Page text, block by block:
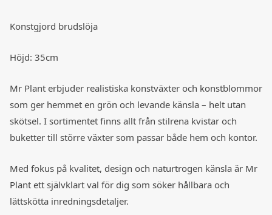
Konstgjord brudslöja
Höjd: 35cm
Mr Plant erbjuder realistiska konstväxter och konstblommor
som ger hemmet en grön och levande känsla – helt utan
skötsel. I sortimentet finns allt från stilrena kvistar och
buketter till större växter som passar både hem och kontor.
Med fokus på kvalitet, design och naturtrogen känsla är Mr
Plant ett självklart val för dig som söker hållbara och
lättskötta inredningsdetaljer.